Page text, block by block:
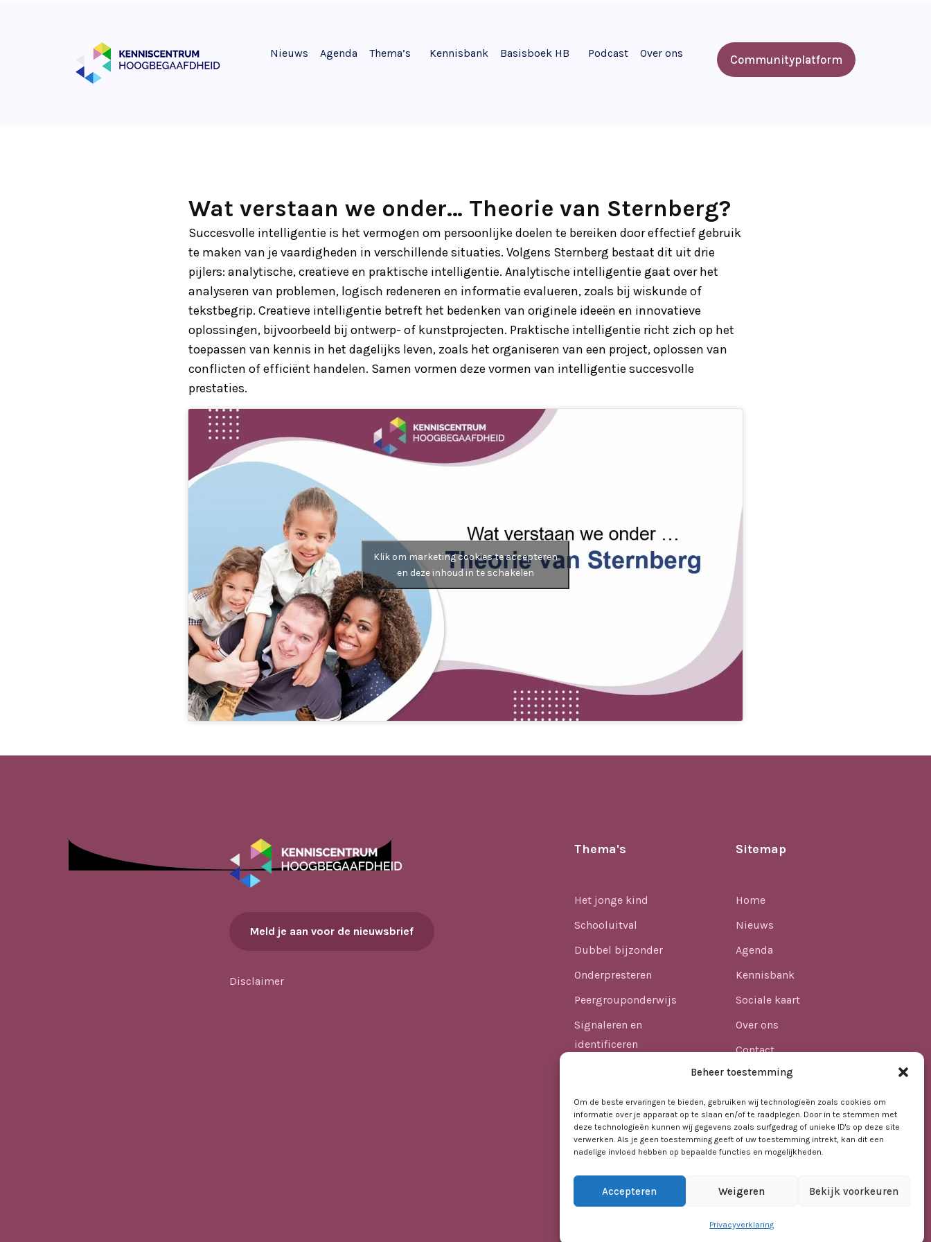
Beheer toestemming
Om de beste ervaringen te bieden, gebruiken wij technologieën zoals cookies om
informatie over je apparaat op te slaan en/of te raadplegen. Door in te stemmen met
deze technologieën kunnen wij gegevens zoals surfgedrag of unieke ID's op deze site
verwerken. Als je geen toestemming geeft of uw toestemming intrekt, kan dit een
nadelige invloed hebben op bepaalde functies en mogelijkheden.
Accepteren Weigeren Bekijk voorkeuren
Privacyverklaring
Nieuws Agenda Thema’s Kennisbank Basisboek HB Podcast Over ons Communityplatform
Wat verstaan we onder… Theorie van Sternberg?
Succesvolle intelligentie is het vermogen om persoonlijke doelen te bereiken door effectief gebruik
te maken van je vaardigheden in verschillende situaties. Volgens Sternberg bestaat dit uit drie
pijlers: analytische, creatieve en praktische intelligentie. Analytische intelligentie gaat over het
analyseren van problemen, logisch redeneren en informatie evalueren, zoals bij wiskunde of
tekstbegrip. Creatieve intelligentie betreft het bedenken van originele ideeën en innovatieve
oplossingen, bijvoorbeeld bij ontwerp- of kunstprojecten. Praktische intelligentie richt zich op het
toepassen van kennis in het dagelijks leven, zoals het organiseren van een project, oplossen van
conflicten of efficiënt handelen. Samen vormen deze vormen van intelligentie succesvolle
prestaties.
Klik om marketing cookies te accepteren
en deze inhoud in te schakelen
Meld je aan voor de nieuwsbrief
Disclaimer
Thema's
Het jonge kind
Schooluitval
Dubbel bijzonder
Onderpresteren
Peergrouponderwijs
Signaleren en
identificeren
Hoogbegaafdheid in het
VO
Sitemap
Home
Nieuws
Agenda
Kennisbank
Sociale kaart
Over ons
Contact